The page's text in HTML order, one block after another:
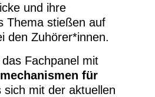
und ihre
Thema stießen auf
den Zuhörer*innen.
Fachpanel mit
für
sich mit der aktuellen